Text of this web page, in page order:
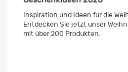
Inspiration und Ideen für die
Entdecken Sie jetzt unser
mit über 200 Produkten.